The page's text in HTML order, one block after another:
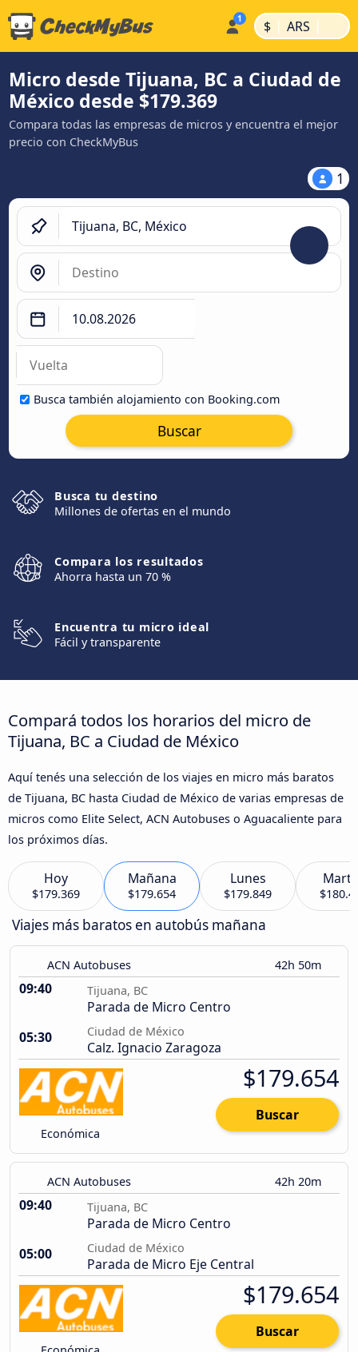
$ | ARS |
Micro desde Tijuana, BC a Ciudad de
México desde $179.369
Compara todas las empresas de micros y encuentra el mejor
precio con CheckMyBus
1
Busca también alojamiento con Booking.com
Buscar
Busca tu destino
Millones de ofertas en el mundo
Compara los resultados
Ahorra hasta un 70 %
Encuentra tu micro ideal
Fácil y transparente
Compará todos los horarios del micro de
Tijuana, BC a Ciudad de México
Aquí tenés una selección de los viajes en micro más baratos
de Tijuana, BC hasta Ciudad de México de varias empresas de
micros como Elite Select, ACN Autobuses o Aguacaliente para
los próximos días.
Hoy
$179.369
Mañana
$179.654
Lunes
$179.849
Viajes más baratos en autobús mañana
ACN Autobuses 42h 50m
09:40 Tijuana, BC
Parada de Micro Centro
05:30
Ciudad de México
Calz. Ignacio Zaragoza
Económica
$179.654
Buscar
ACN Autobuses 42h 20m
09:40 Tijuana, BC
Parada de Micro Centro
05:00
Ciudad de México
Parada de Micro Eje Central
$179.654
Buscar